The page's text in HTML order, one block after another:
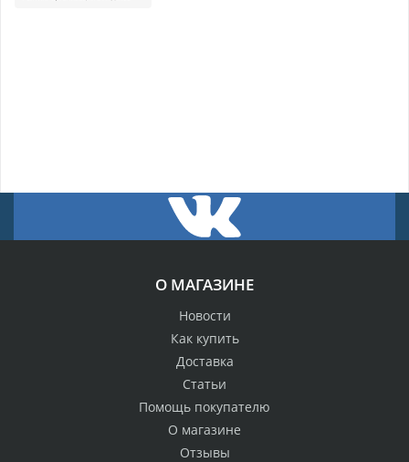
О МАГАЗИНЕ
Новости
Как купить
Доставка
Статьи
Помощь покупателю
О магазине
Отзывы